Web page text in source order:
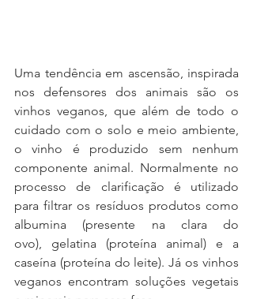
Uma tendência em ascensão, inspirada
nos defensores dos animais são os
vinhos veganos, que além de todo o
cuidado com o solo e meio ambiente,
o vinho é produzido sem nenhum
componente animal. Normalmente no
processo de clarificação é utilizado
para filtrar os resíduos produtos como
albumina (presente na clara do
ovo), gelatina (proteína animal) e a
caseína (proteína do leite). Já os vinhos
veganos encontram soluções vegetais